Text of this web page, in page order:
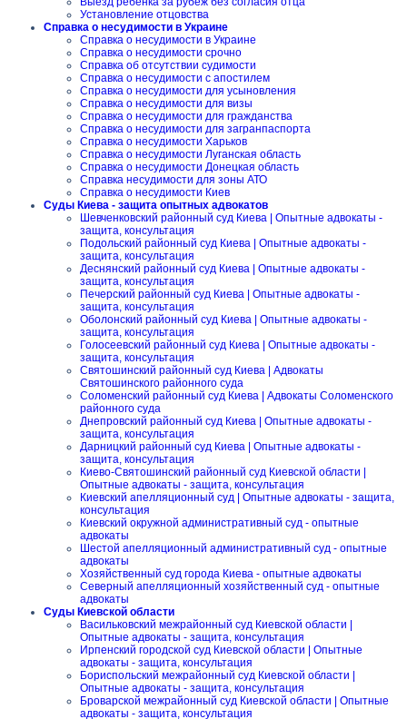
Установление отцовства
Справка о несудимости в Украине
Справка о несудимости в Украине
Справка о несудимости срочно
Справка об отсутствии судимости
Справка о несудимости с апостилем
Справка о несудимости для усыновления
Справка о несудимости для визы
Справка о несудимости для гражданства
Справка о несудимости для загранпаспорта
Справка о несудимости Харьков
Справка о несудимости Луганская область
Справка о несудимости Донецкая область
Справка несудимости для зоны АТО
Справка о несудимости Киев
Суды Киева - защита опытных адвокатов
Шевченковский районный суд Киева | Опытные адвокаты -
защита, консультация
Подольский районный суд Киева | Опытные адвокаты -
защита, консультация
Деснянский районный суд Киева | Опытные адвокаты -
защита, консультация
Печерский районный суд Киева | Опытные адвокаты -
защита, консультация
Оболонский районный суд Киева | Опытные адвокаты -
защита, консультация
Голосеевский районный суд Киева | Опытные адвокаты -
защита, консультация
Святошинский районный суд Киева | Адвокаты
Святошинского районного суда
Соломенский районный суд Киева | Адвокаты Соломенского
районного суда
Днепровский районный суд Киева | Опытные адвокаты -
защита, консультация
Дарницкий районный суд Киева | Опытные адвокаты -
защита, консультация
Киево-Святошинский районный суд Киевской области |
Опытные адвокаты - защита, консультация
Киевский апелляционный суд | Опытные адвокаты - защита,
консультация
Киевский окружной административный суд - опытные
адвокаты
Шестой апелляционный административный суд - опытные
адвокаты
Хозяйственный суд города Киева - опытные адвокаты
Северный апелляционный хозяйственный суд - опытные
адвокаты
Суды Киевской области
Васильковский межрайонный суд Киевской области |
Опытные адвокаты - защита, консультация
Ирпенский городской суд Киевской области | Опытные
адвокаты - защита, консультация
Бориспольский межрайонный суд Киевской области |
Опытные адвокаты - защита, консультация
Броварской межрайонный суд Киевской области | Опытные
адвокаты - защита, консультация